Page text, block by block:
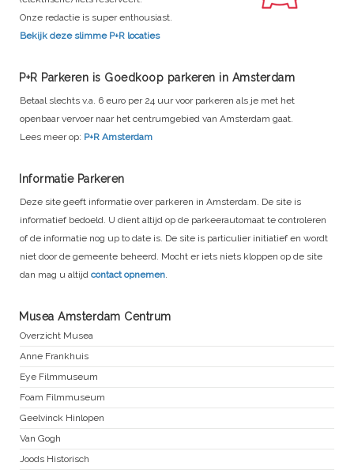
Onze redactie is super enthousiast.
Bekijk deze slimme P+R locaties
P+R Parkeren is Goedkoop parkeren in Amsterdam
Betaal slechts v.a. 6 euro per 24 uur voor parkeren als je met het
openbaar vervoer naar het centrumgebied van Amsterdam gaat.
Lees meer op: P+R Amsterdam
Informatie Parkeren
Deze site geeft informatie over parkeren in Amsterdam. De site is
informatief bedoeld. U dient altijd op de parkeerautomaat te controleren
of de informatie nog up to date is. De site is particulier initiatief en wordt
niet door de gemeente beheerd. Mocht er iets niets kloppen op de site
dan mag u altijd contact opnemen
Musea Amsterdam Centrum
Overzicht Musea
Anne Frankhuis
Eye Filmmuseum
Foam Filmmuseum
Geelvinck Hinlopen
Van Gogh
Joods Historisch